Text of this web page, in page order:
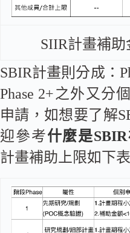
SIIR計畫補
SBIR計畫則分成：
Phase 2+之外又分
申請，如想要了解
迎參考什麼是
計畫補助上限如下表